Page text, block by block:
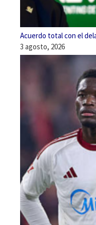
Acuerdo total con el
3 agosto, 2026